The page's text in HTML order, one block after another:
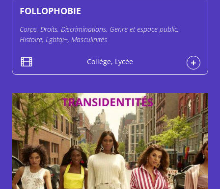
FOLLOPHOBIE
Corps, Droits, Discriminations, Genre et espace public,
Histoire, Lgbtqi+, Masculinités
Collège, Lycée